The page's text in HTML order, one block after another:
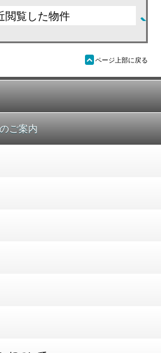
閲覧した物件
ü ページ上部に戻る
ご案内